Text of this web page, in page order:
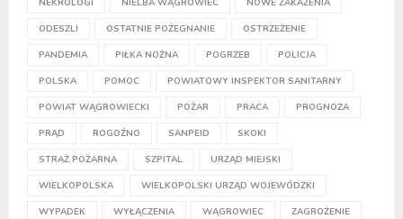
NEKROLOGI NIELBA WĄGROWIEC NOWE ZAKAŻENIA
ODESZLI OSTATNIE POŻEGNANIE OSTRZEŻENIE
PANDEMIA PIŁKA NOŻNA POGRZEB POLICJA
POLSKA POMOC POWIATOWY INSPEKTOR SANITARNY
POWIAT WĄGROWIECKI POŻAR PRACA PROGNOZA
PRĄD ROGOŹNO SANPEID SKOKI
STRAŻ POŻARNA SZPITAL URZĄD MIEJSKI
WIELKOPOLSKA WIELKOPOLSKI URZĄD WOJEWÓDZKI
WYPADEK WYŁĄCZENIA WĄGROWIEC ZAGROŻENIE